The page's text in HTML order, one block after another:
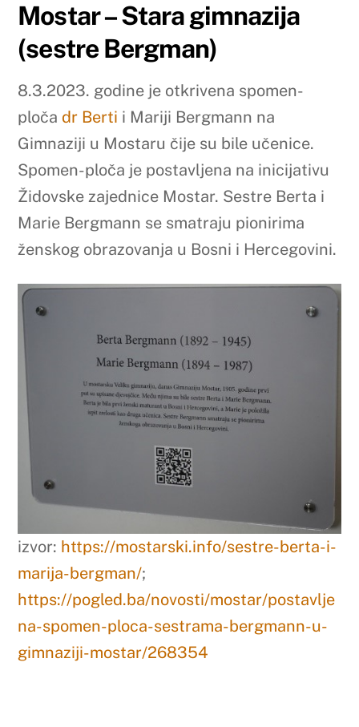
Mostar – Stara gimnazija
(sestre Bergman)
8.3.2023. godine je otkrivena spomen-
ploča dr Berti i Mariji Bergmann na
Gimnaziji u Mostaru čije su bile učenice.
Spomen-ploča je postavljena na inicijativu
Židovske zajednice Mostar. Sestre Berta i
Marie Bergmann se smatraju pionirima
ženskog obrazovanja u Bosni i Hercegovini.
izvor: https://mostarski.info/sestre-berta-i-
marija-bergman/;
https://pogled.ba/novosti/mostar/postavlje
na-spomen-ploca-sestrama-bergmann-u-
gimnaziji-mostar/268354